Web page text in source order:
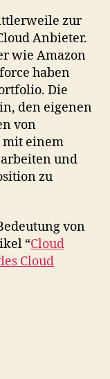
zur
Anbieter.
wie Amazon
haben
Die
den eigenen
von
mit einem
und
zu
von
“Cloud
Cloud